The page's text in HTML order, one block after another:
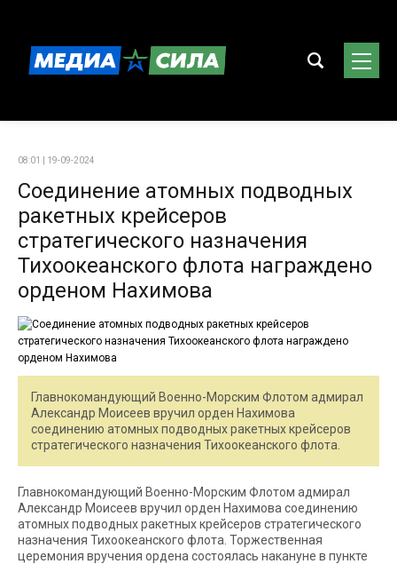
08:01 | 19-09-2024
Соединение атомных подводных
ракетных крейсеров
стратегического назначения
Тихоокеанского флота награждено
орденом Нахимова
Главнокомандующий Военно-Морским Флотом адмирал
Александр Моисеев вручил орден Нахимова
соединению атомных подводных ракетных крейсеров
стратегического назначения Тихоокеанского флота.
Главнокомандующий Военно-Морским Флотом адмирал
Александр Моисеев вручил орден Нахимова соединению
атомных подводных ракетных крейсеров стратегического
назначения Тихоокеанского флота. Торжественная
церемония вручения ордена состоялась накануне в пункте